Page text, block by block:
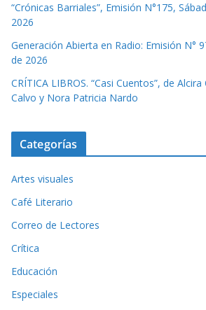
“Crónicas Barriales”, Emisión N°175,
2026
Generación Abierta en Radio: Emisión N°
de 2026
CRÍTICA LIBROS. “Casi Cuentos”, de
Calvo y Nora Patricia Nardo
Categorías
Artes visuales
Café Literario
Correo de Lectores
Crítica
Educación
Especiales